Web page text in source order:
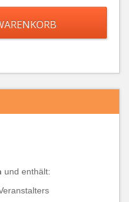
und enthält: